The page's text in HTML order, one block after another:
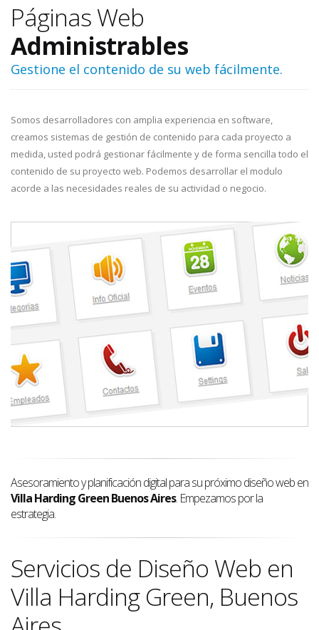
Páginas Web
Administrables
Gestione el contenido de su web fácilmente.
Somos desarrolladores con amplia experiencia en software,
creamos sistemas de gestión de contenido para cada proyecto a
medida, usted podrá gestionar fácilmente y de forma sencilla todo el
contenido de su proyecto web. Podemos desarrollar el modulo
acorde a las necesidades reales de su actividad o negocio.
Asesoramiento y planificación digital para su próximo diseño web en
Villa Harding Green Buenos Aires. Empezamos por la
estrategia.
Servicios de Diseño Web en
Villa Harding Green, Buenos